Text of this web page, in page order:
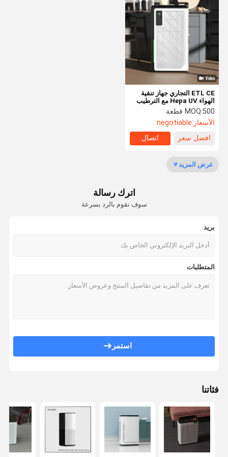
لتنقية الهواء بالأوزون
منقي هواء السيارة
منظف ​​الهواء هيبا
جهاز تنقية الهواء بالبلازما
منقي الهواء الأيوني
معقم الهواء بالأشعة فوق البنفسجية
فلتر هواء هيبا
ETL CE التجاري جهاز تنقية
الهواء Hepa UV مع الترطيب
والتعقيم
MOQ:500 قطعة
الأسعار:negotiable
افضل سعر
اتصال
عرض المزيد
اترك رسالة
سوف نقوم بالرد بسرعة
بريد
المتطلبات
استمر
فئاتنا